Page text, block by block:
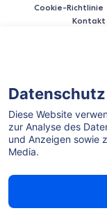
Cookie-Richtlinie
Kontakt
Expedia.de
International,
PayPal,
Expedia, Inc. ist für
Diese Website
zur Analyse des
und Anzeigen sowie
Media.